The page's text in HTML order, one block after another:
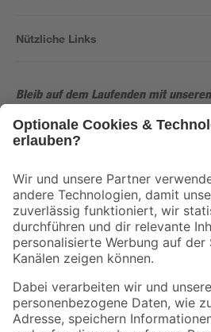
Nützliche Links
Bleib auf dem Laufenden mit
Der toom Newsletter: Keine Angebote und
Folge uns
Zahlungsarten